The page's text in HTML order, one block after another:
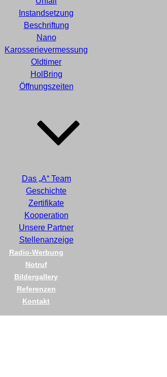
Instandsetzung
Beschriftung
Nano
Karosserievermessung
Oldtimer
HolBring
Öffnungszeiten
Das „A“ Team
Geschichte
Zertifikate
Kooperation
Unsere Partner
Stellenanzeige
Radio-Werbung
Notruf
Bildergallery
Referenzen
Kontakt